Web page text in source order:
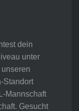
dein
unter
Standort
Mannschaft
Gesucht